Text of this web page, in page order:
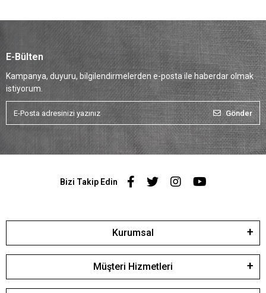
E-Bülten
Kampanya, duyuru, bilgilendirmelerden e-posta ile haberdar olmak
istiyorum.
Gönder
Bizi Takip Edin
Kurumsal
Müşteri Hizmetleri